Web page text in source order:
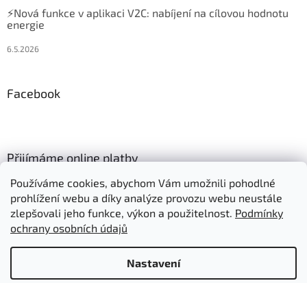
Používáme cookies, abychom Vám umožnili pohodlné
prohlížení webu a díky analýze provozu webu neustále
zlepšovali jeho funkce, výkon a použitelnost. Podmínky
ochrany osobních údajů
Nastavení
⚡Nová funkce v aplikaci V2C: nabíjení na cílovou hodnotu
energie
6.5.2026
Facebook
Přijímáme online platby